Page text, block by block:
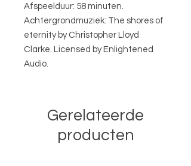
Afspeelduur: 58 minuten.
Achtergrondmuziek: The shores of
eternity by Christopher Lloyd
Clarke. Licensed by Enlightened
Audio.
Gerelateerde
producten